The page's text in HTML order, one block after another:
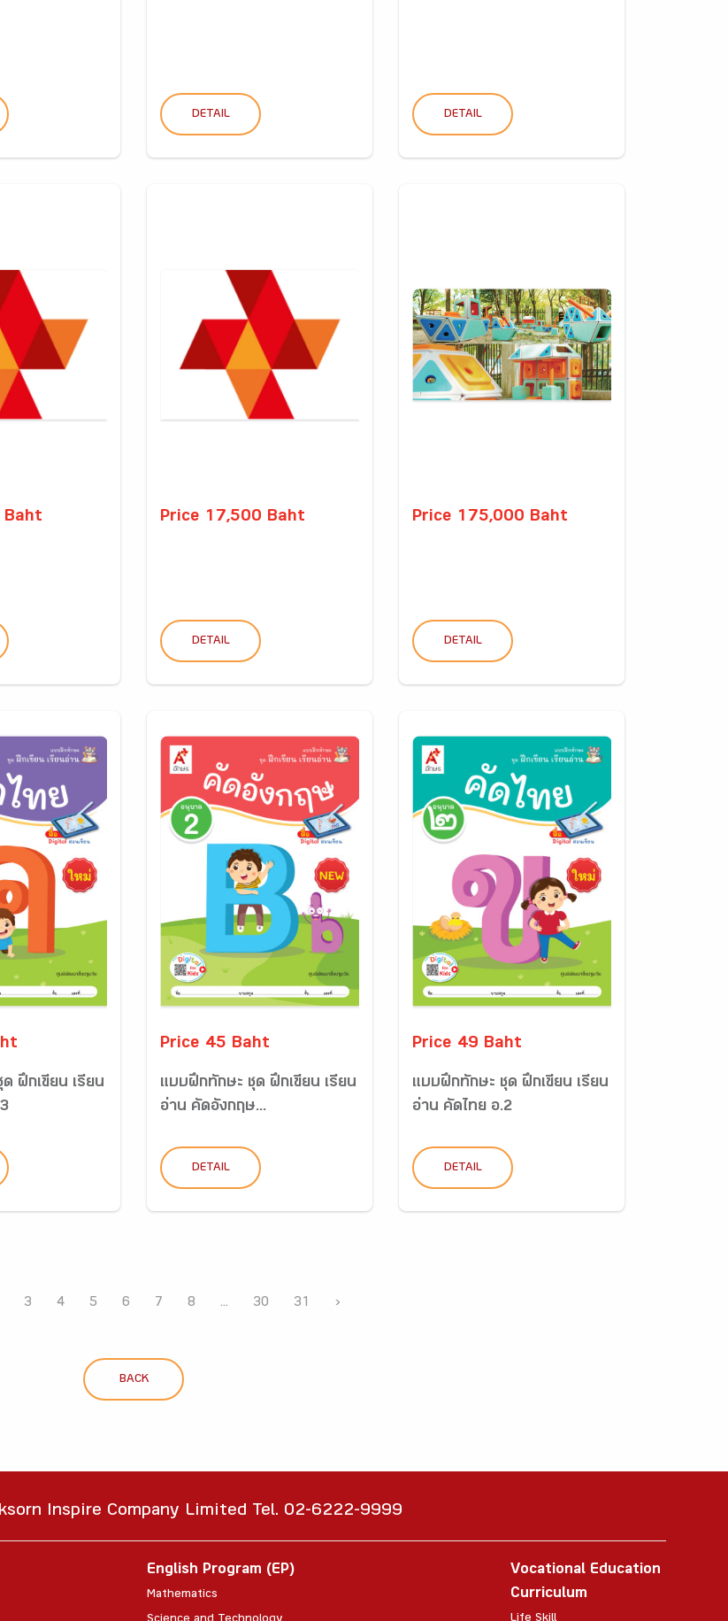
DETAIL DETAIL
Baht Price 17,500 Baht
DETAIL
Price 175,000 Baht
DETAIL
ฝึกเขียน เรียน
Price 45 Baht
แบบฝึกทักษะ ชุด ฝึกเขียน เรียน
อ่าน คัดอังกฤษ...
DETAIL
Price 49 Baht
แบบฝึกทักษะ ชุด ฝึกเขียน เรียน
อ่าน คัดไทย อ.2
DETAIL
3 4 5 6 7 8 ... 30 31 ›
BACK
Inspire Company Limited Tel. 02-6222-9999
English Program (EP)
Mathematics
Vocational Education
Curriculum